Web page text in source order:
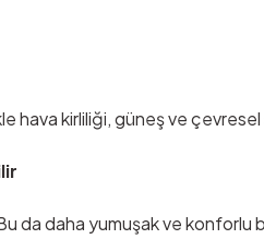
hava kirliliği, güneş ve
da daha yumuşak ve konforlu